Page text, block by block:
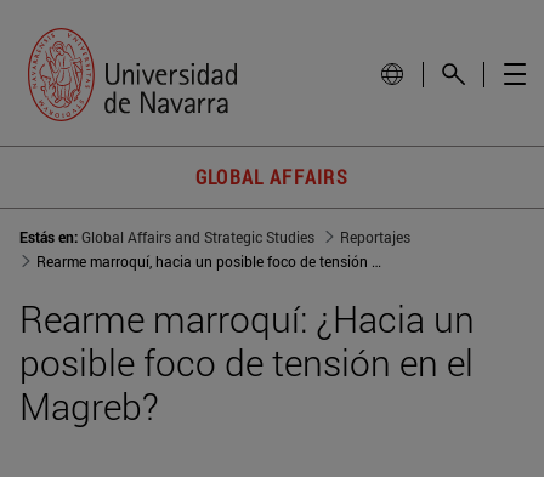
GLOBAL AFFAIRS
Estás en:Global Affairs and Strategic Studies
Reportajes
Rearme marroquí, hacia un posible foco de tensión en el Magreb
Rearme marroquí: ¿Hacia un
posible foco de tensión en el
Magreb?